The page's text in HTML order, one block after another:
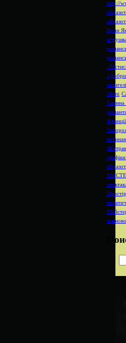
http://
Куми
Ліппі
Таємна
Франції
графіки.
образот